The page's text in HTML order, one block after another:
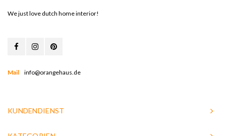
We just love dutch home interior!
Mail info@orangehaus.de
KUNDENDIENST